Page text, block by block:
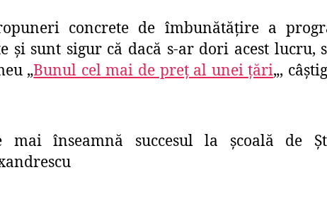
concrete de îmbunătățire a
și sunt sigur că dacă s-ar dori acest lucru,
„Bunul cel mai de preţ al unei ţări„,